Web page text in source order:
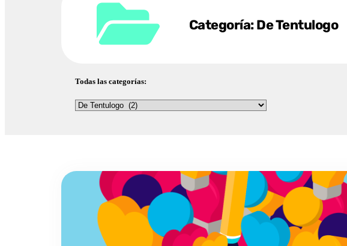
Categoría: De Tentulogo
Todas las categorías: